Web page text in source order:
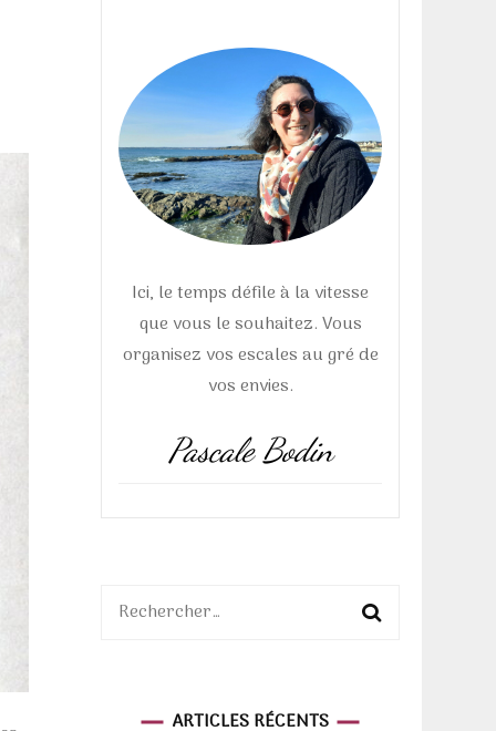
Ici, le temps défile à la vitesse
que vous le souhaitez. Vous
organisez vos escales au gré de
vos envies.
Pascale Bodin
Rechercher :
ARTICLES RÉCENTS